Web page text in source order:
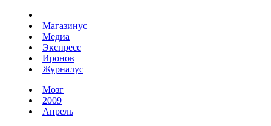
Магазинус
Медиа
Экспресс
Иронов
Журналус
Мозг
2009
Апрель